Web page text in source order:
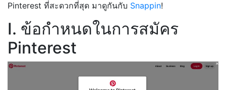
Pinterest ที่สะดวกที่สุด มาดูกันกับ Snappin!
I. ข้อกำหนดในการสมัคร
Pinterest